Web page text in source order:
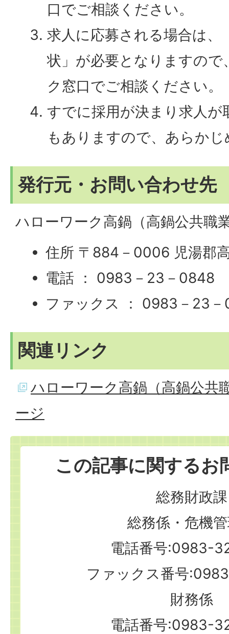
口でご相談ください。
求人に応募される場合は、
状」が必要となりますの
ク窓口でご相談ください。
すでに採用が決まり求人
もありますので、あらか
発行元・お問い合わせ先
ハローワーク高鍋（高鍋公共職
住所 〒884－0006 児湯郡
電話 ： 0983－23－0848
ファックス ： 0983－23
関連リンク
ハローワーク高鍋（高鍋公共
ージ
この記事に関するお
総務財政課
総務係・危機
電話番号:0983-
ファックス番号
財務係
電話番号:0983-